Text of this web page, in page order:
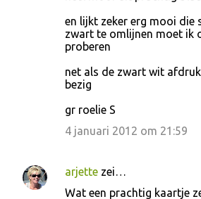
en lijkt zeker erg mooi die
zwart te omlijnen moet ik
proberen
net als de zwart wit
bezig
gr roelie S
4 januari 2012 om 21:59
arjette zei…
Wat een prachtig kaartje